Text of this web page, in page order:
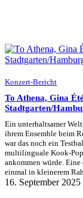
Konzert-Bericht
To Athena, Gina
Stadtgarten/
Ein unterhaltsamer
ihrem Ensemble beim
war das noch ein
multilinguale Kook-
ankommen würde. Eine
einmal in kleinerem
16. September 2025